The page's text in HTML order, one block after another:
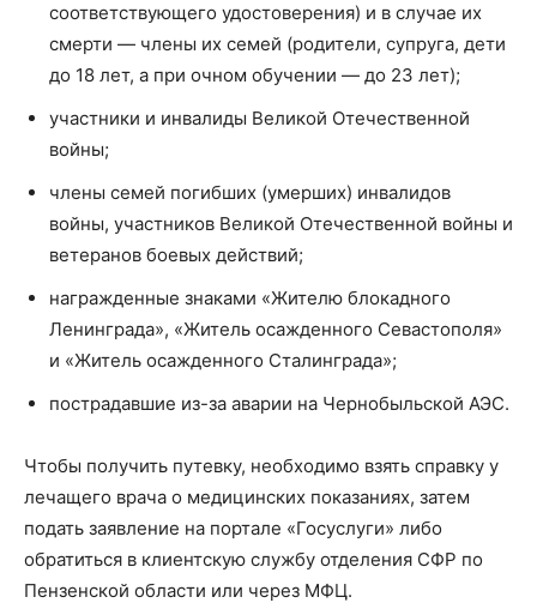
соответствующего удостоверения) и в случае их
смерти — члены их семей (родители, супруга, дети
до 18 лет, а при очном обучении — до 23 лет);
участники и инвалиды Великой Отечественной
войны;
члены семей погибших (умерших) инвалидов
войны, участников Великой Отечественной войны и
ветеранов боевых действий;
награжденные знаками «Жителю блокадного
Ленинграда», «Житель осажденного Севастополя»
и «Житель осажденного Сталинграда»;
пострадавшие из-за аварии на Чернобыльской АЭС.
Чтобы получить путевку, необходимо взять справку у
лечащего врача о медицинских показаниях, затем
подать заявление на портале «Госуслуги» либо
обратиться в клиентскую службу отделения СФР по
Пензенской области или через МФЦ.